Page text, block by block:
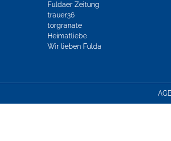
Fuldaer Zeitung
trauer36
torgranate
Heimatliebe
Wir lieben Fulda